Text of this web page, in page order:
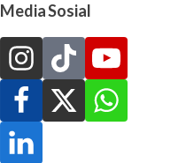
Media Sosial